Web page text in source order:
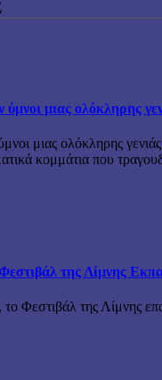
ύμνοι μιας ολόκληρης
μιας ολόκληρης
κομμάτια που
της Λίμνης
Φεστιβάλ της Λίμνης